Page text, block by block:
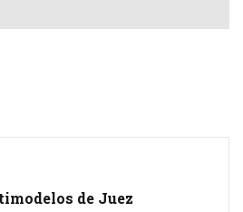
de Juez